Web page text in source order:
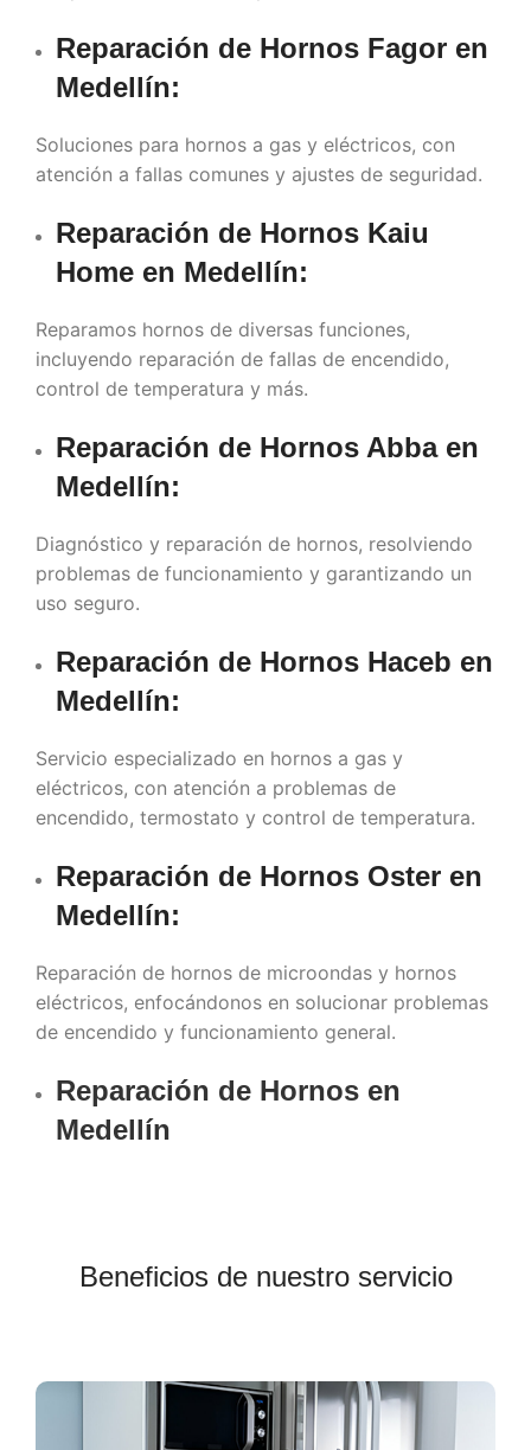
Reparación de Hornos Fagor en
Medellín:
Soluciones para hornos a gas y eléctricos, con
atención a fallas comunes y ajustes de seguridad.
Reparación de Hornos Kaiu
Home en Medellín:
Reparamos hornos de diversas funciones,
incluyendo reparación de fallas de encendido,
control de temperatura y más.
Reparación de Hornos Abba en
Medellín:
Diagnóstico y reparación de hornos, resolviendo
problemas de funcionamiento y garantizando un
uso seguro.
Reparación de Hornos Haceb en
Medellín:
Servicio especializado en hornos a gas y
eléctricos, con atención a problemas de
encendido, termostato y control de temperatura.
Reparación de Hornos Oster en
Medellín:
Reparación de hornos de microondas y hornos
eléctricos, enfocándonos en solucionar problemas
de encendido y funcionamiento general.
Reparación de Hornos en
Medellín
Beneficios de nuestro servicio